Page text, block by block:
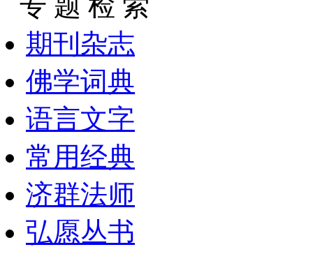
期刊杂志
佛学词典
语言文字
常用经典
济群法师
弘愿丛书